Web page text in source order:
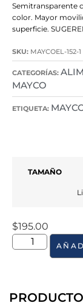
Semitransparente
color. Mayor
superficie.
SKU: MAYCOEL-152-1
CATEGORÍAS:
MAYCO
ETIQUETA:
TAMAÑO
$195.00